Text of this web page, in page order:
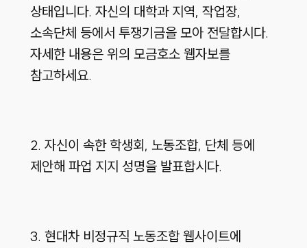
상태입니다. 자신의 대학과 지역, 작업장,
소속단체 등에서 투쟁기금을 모아 전달합시다.
자세한 내용은 위의 모금호소 웹자보를
참고하세요.
2. 자신이 속한 학생회, 노동조합, 단체 등에
제안해 파업 지지 성명을 발표합시다.
3. 현대차 비정규직 노동조합 웹사이트에